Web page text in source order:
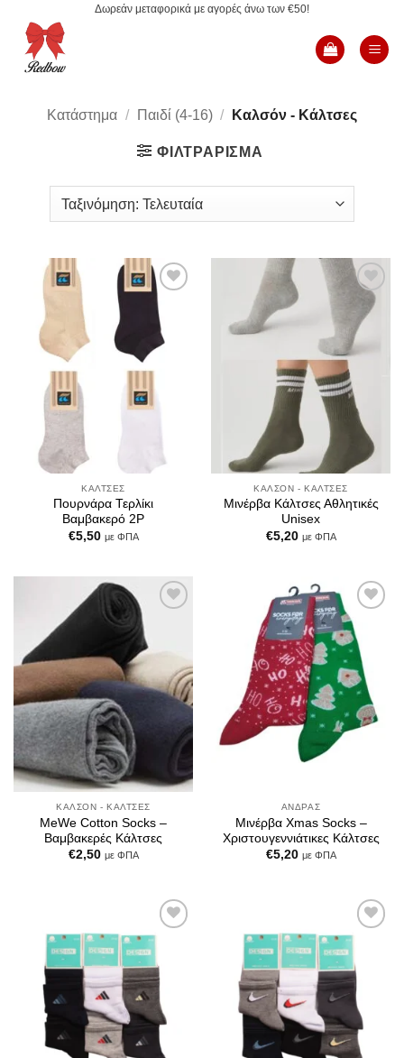
περιεχόμενο
Δωρεάν μεταφορικά με αγορές άνω των €50!
Κατάστημα / Παιδί (4-16) / Καλσόν - Κάλτσες
ΦΙΛΤΡΆΡΙΣΜΑ
Add to
Wishlist
ΚΆΛΤΣΕΣ
Πουρνάρα Τερλίκι
Βαμβακερό 2P
€5,50 με ΦΠΑ
Add to
Wishlist
ΚΑΛΣΌΝ - ΚΆΛΤΣΕΣ
Μινέρβα Κάλτσες Αθλητικές
Unisex
€5,20 με ΦΠΑ
ΚΑΛΣΌΝ - ΚΆΛΤΣΕΣ
MeWe Cotton Socks –
Βαμβακερές Κάλτσες
€2,50 με ΦΠΑ
Add to
Wishlist
ΆΝΔΡΑΣ
Μινέρβα Xmas Socks –
Χριστουγεννιάτικες Κάλτσες
€5,20 με ΦΠΑ
Add to
Wishlist
Add to
Wishlist